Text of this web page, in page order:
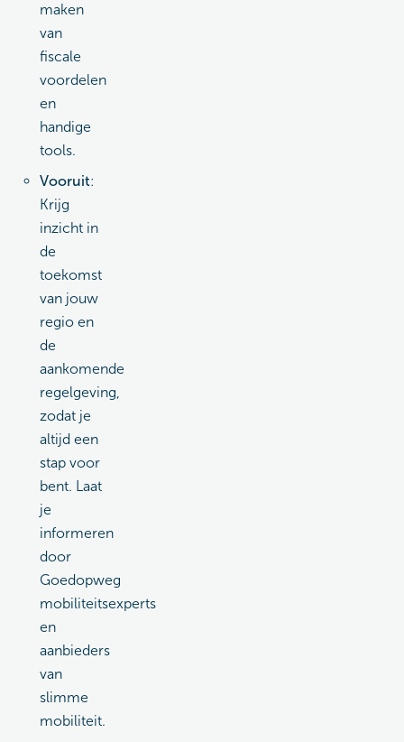
maken
van
fiscale
voordelen
en
handige
tools.
Vooruit:
Krijg
inzicht in
de
toekomst
van jouw
regio en
de
aankomende
regelgeving,
zodat je
altijd een
stap voor
bent. Laat
je
informeren
door
Goedopweg
mobiliteitsexperts
en
aanbieders
van
slimme
mobiliteit.